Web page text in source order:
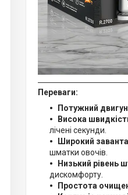
Переваги:
Потужний
Висока
лічені секунди.
Широкий
шматки овочів.
Низький рівень
дискомфорту.
Простота